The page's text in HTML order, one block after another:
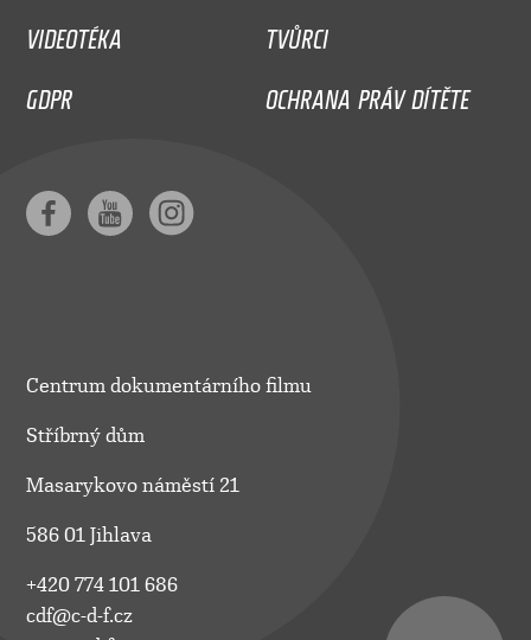
VIDEOTÉKA
TVŮRCI
GDPR
OCHRANA PRÁV DÍTĚTE
Centrum dokumentárního filmu
Stříbrný dům
Masarykovo náměstí 21
586 01 Jihlava
+420 774 101 686
cdf@c-d-f.cz